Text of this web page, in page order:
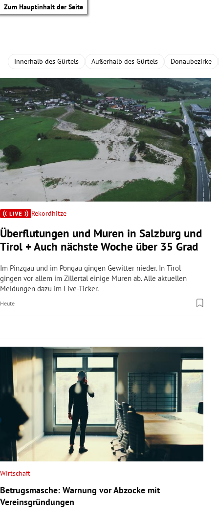
Zum Hauptinhalt der Seite
Untermenü
Untermenü
Untermenü
Untermenü
Untermenü
Untermenü
Untermenü
Untermenü
Innerhalb des Gürtels Außerhalb des Gürtels Donaubezirke
Rekordhitze
Überflutungen und Muren in Salzburg und
Tirol + Auch nächste Woche über 35 Grad
Im Pinzgau und im Pongau gingen Gewitter nieder. In Tirol
gingen vor allem im Zillertal einige Muren ab. Alle aktuellen
Meldungen dazu im Live-Ticker.
Heute
Wirtschaft
Betrugsmasche: Warnung vor Abzocke mit
Vereinsgründungen